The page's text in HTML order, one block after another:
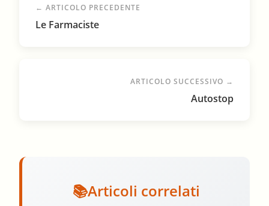
← ARTICOLO PRECEDENTE
Le Farmaciste
ARTICOLO SUCCESSIVO →
Autostop
Articoli correlati